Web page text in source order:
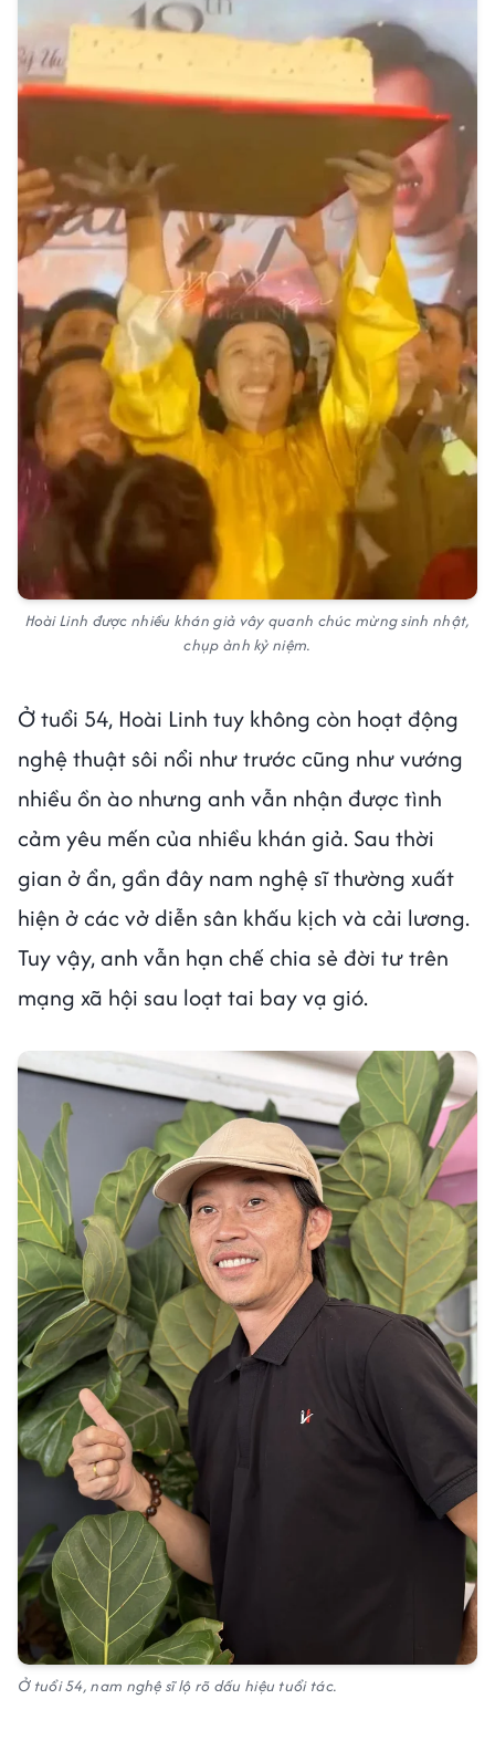
Hoài Linh được nhiều khán giả vây quanh chúc mừng sinh nhật,
chụp ảnh kỷ niệm.
Ở tuổi 54, Hoài Linh tuy không còn hoạt động
nghệ thuật sôi nổi như trước cũng như vướng
nhiều ồn ào nhưng anh vẫn nhận được tình
cảm yêu mến của nhiều khán giả. Sau thời
gian ở ẩn, gần đây nam nghệ sĩ thường xuất
hiện ở các vở diễn sân khấu kịch và cải lương.
Tuy vậy, anh vẫn hạn chế chia sẻ đời tư trên
mạng xã hội sau loạt tai bay vạ gió.
Ở tuổi 54, nam nghệ sĩ lộ rõ dấu hiệu tuổi tác.